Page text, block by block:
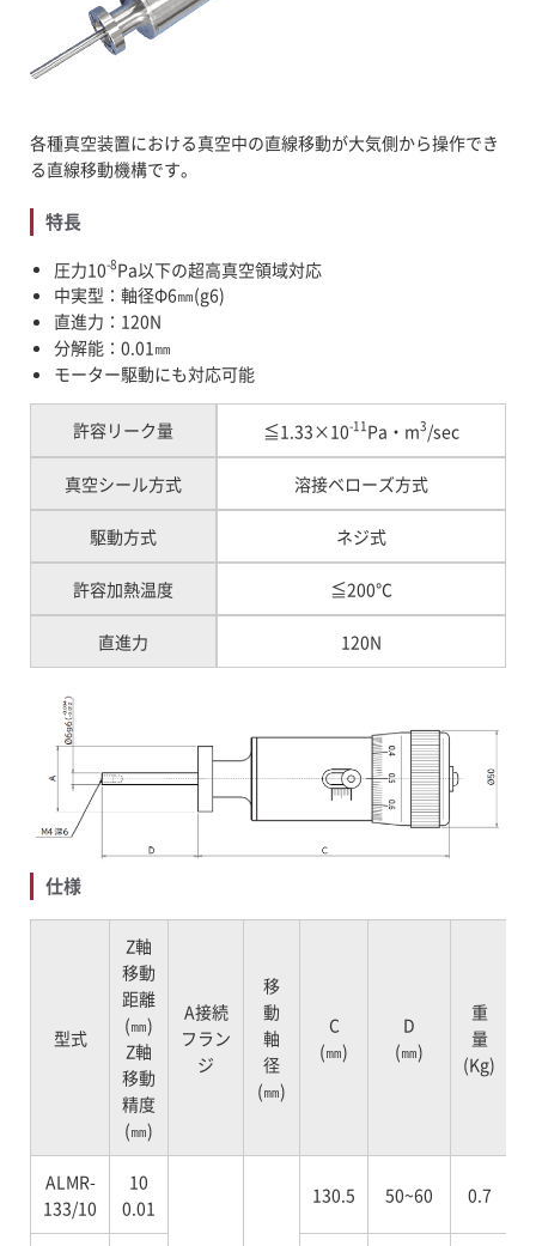
各種真空装置における真空中の直線移動が大気側から操作でき
る直線移動機構です。
特長
圧力10-8Pa以下の超高真空領域対応
中実型：軸径Φ6㎜(g6)
直進力：120N
分解能：0.01㎜
モーター駆動にも対応可能
許容リーク量 ≦1.33×10-11Pa・m3/sec
真空シール方式 溶接ベローズ方式
駆動方式 ネジ式
許容加熱温度 ≦200℃
直進力 120N
仕様
型式
Z軸
移動
距離
(㎜)
Z軸
移動
精度
(㎜)
A接続
フラン
ジ
移
動
軸
径
(㎜)
C
(㎜)
D
(㎜)
重
量
(Kg)
ALMR-
133/10
10
0.01
130.5 50~60 0.7